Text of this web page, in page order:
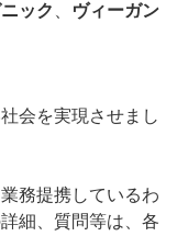
ック
ヴィーガン
会を実現させまし
務提携しているわ
細、質問等は、各